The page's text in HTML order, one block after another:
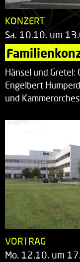
KONZERT
Sa. 10.10. um
Hänsel und
Engelbert
und
VORTRAG
Mo. 12.10. um